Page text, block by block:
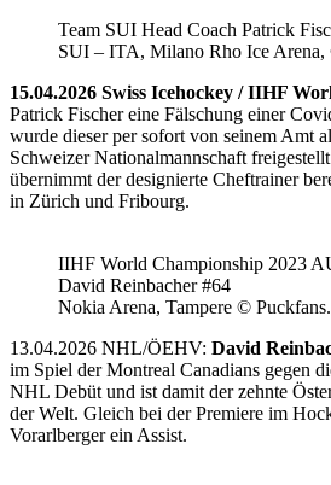
Team SUI Head Coach Patrick
SUI – ITA, Milano Rho Ice Arena,
15.04.2026 Swiss Icehockey / IIHF
Patrick Fischer eine Fälschung einer
wurde dieser per sofort von seinem Amt
Schweizer Nationalmannschaft
übernimmt der designierte Cheftrainer
in Zürich und Fribourg.
IIHF World Championship 2023
David Reinbacher #64
Nokia Arena, Tampere ©
13.04.2026 NHL/ÖEHV: David
im Spiel der Montreal Canadians gegen
NHL Debüt und ist damit der zehnte
der Welt. Gleich bei der Premiere im
Vorarlberger ein Assist.